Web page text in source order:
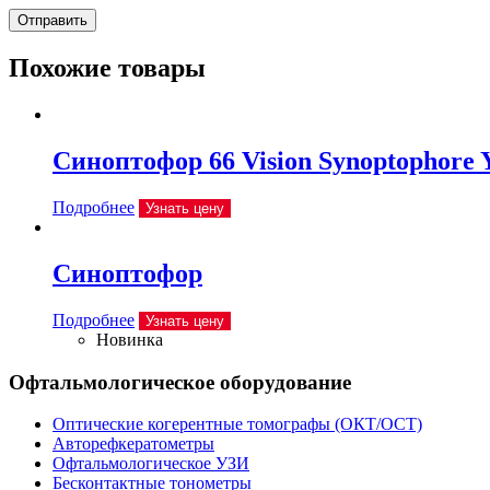
Отправить
Похожие товары
Синоптофор 66 Vision Synoptophore
Подробнее Узнать цену
Синоптофор
Подробнее Узнать цену
Новинка
Офтальмологическое оборудование
Оптические когерентные томографы (ОКТ/ОСТ)
Авторефкератометры
Офтальмологическое УЗИ
Бесконтактные тонометры